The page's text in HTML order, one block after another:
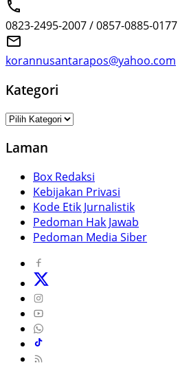
0823-2495-2007 / 0857-0885-0177
korannusantarapos@yahoo.com
Kategori
Kategori
Laman
Box Redaksi
Kebijakan Privasi
Kode Etik Jurnalistik
Pedoman Hak Jawab
Pedoman Media Siber